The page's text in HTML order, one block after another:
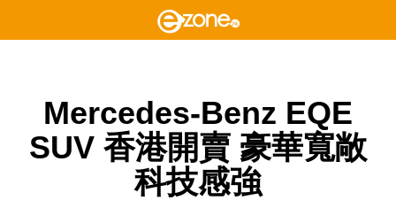
Mercedes-Benz EQE
SUV 香港開賣 豪華寬敞
科技感強